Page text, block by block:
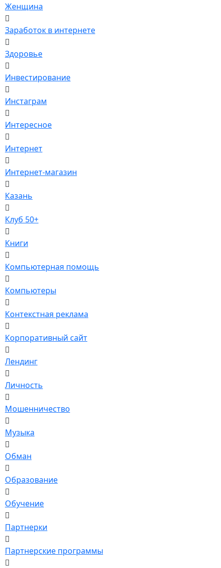
Женщина
Заработок в интернете
Здоровье
Инвестирование
Инстаграм
Интересное
Интернет
Интернет-магазин
Казань
Клуб 50+
Книги
Компьютерная помощь
Компьютеры
Контекстная реклама
Корпоративный сайт
Лендинг
Личность
Мошенничество
Музыка
Обман
Образование
Обучение
Партнерки
Партнерские программы